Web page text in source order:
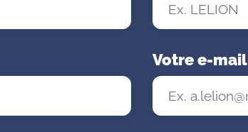
Votre e-mail